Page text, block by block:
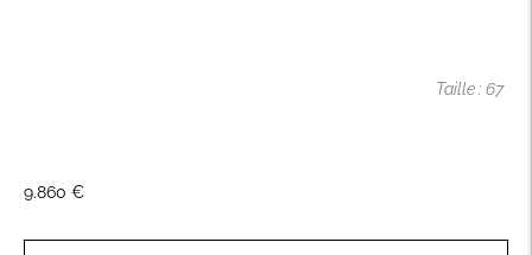
Taille : 67
9.860 €